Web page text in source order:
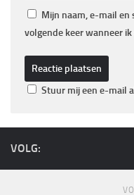
Mijn naam, e-mail en
volgende keer wanneer
Stuur mij een e-mail
VOLG: